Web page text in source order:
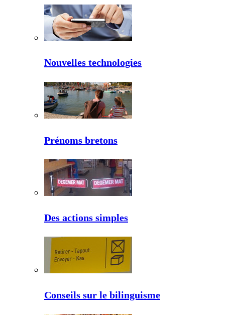
Nouvelles technologies
Prénoms bretons
Des actions simples
Conseils sur le bilinguisme